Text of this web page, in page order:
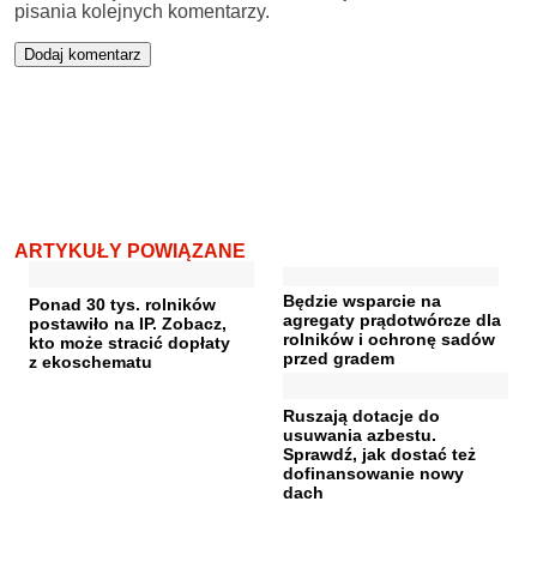
pisania kolejnych komentarzy.
ARTYKUŁY POWIĄZANE
Ponad 30 tys. rolników
postawiło na IP. Zobacz,
kto może stracić dopłaty
z ekoschematu
Będzie wsparcie na
agregaty prądotwórcze dla
rolników i ochronę sadów
przed gradem
Ruszają dotacje do
usuwania azbestu.
Sprawdź, jak dostać też
dofinansowanie nowy
dach